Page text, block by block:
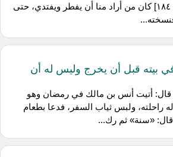
طعام مسكين} [البقرة: ١٨٤] كان من أراد منا أن يفطر ويفتدي، حتى
بيته قبل أن يخرج وليس له أن
أتيت أنس بن مالك في رمضان وهو
راحلته، ولبس ثياب السفر، فدعا بطعام
«سنة» ثم رك...